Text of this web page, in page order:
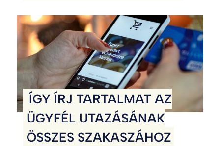
ÍGY ÍRJ TARTALMAT AZ
ÜGYFÉL UTAZÁSÁNAK
ÖSSZES SZAKASZÁHOZ